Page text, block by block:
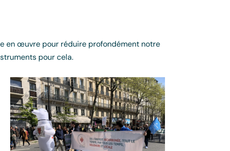
en œuvre pour réduire profondément notre
pour cela.